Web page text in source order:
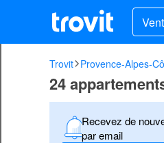
Trovit Provence-Alpes-
24
Recevez de
par email